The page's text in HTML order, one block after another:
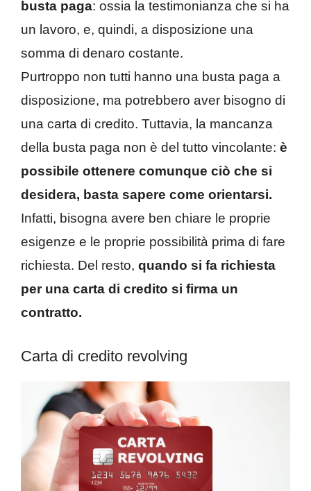
busta paga: ossia la testimonianza che si ha
un lavoro, e, quindi, a disposizione una
somma di denaro costante.
Purtroppo non tutti hanno una busta paga a
disposizione, ma potrebbero aver bisogno di
una carta di credito. Tuttavia, la mancanza
della busta paga non è del tutto vincolante: è
possibile ottenere comunque ciò che si
desidera, basta sapere come orientarsi.
Infatti, bisogna avere ben chiare le proprie
esigenze e le proprie possibilità prima di fare
richiesta. Del resto, quando si fa richiesta
per una carta di credito si firma un
contratto.
Carta di credito revolving